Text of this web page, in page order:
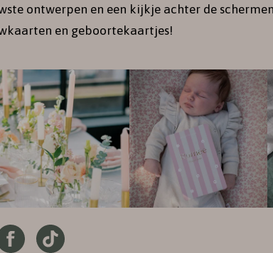
ontwerpen en een kijkje achter de
en geboortekaartjes!